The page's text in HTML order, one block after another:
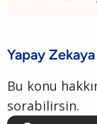
Yapay
Bu konu
sorabilirsin.